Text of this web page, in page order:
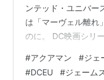
ンテッド・ユニバー
は「マーヴェル離れ
のに。 DC映画シリ
ラック・アダム』ま
#アクアマン #ジェ
#DCEU #ジェーム